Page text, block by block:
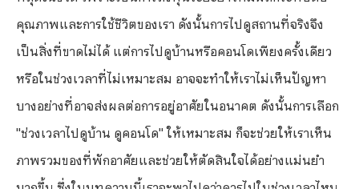
คุณภาพและการใช้ชีวิตของเรา ดังนั้นการไปดูสถานที่จริงจึง
เป็นสิ่งที่ขาดไม่ได้ แต่การไปดูบ้านหรือคอนโดเพียงครั้งเดียว
หรือในช่วงเวลาที่ไม่เหมาะสม อาจจะทำให้เราไม่เห็นปัญหา
บางอย่างที่อาจส่งผลต่อการอยู่อาศัยในอนาคต ดังนั้นการเลือก
"ช่วงเวลาไปดูบ้าน ดูคอนโด" ให้เหมาะสม ก็จะช่วยให้เราเห็น
ภาพรวมของที่พักอาศัยและช่วยให้ตัดสินใจได้อย่างแม่นยำ
มากขึ้น ซึ่งในบทความนี้เราจะพาไปดูว่าควรไปในช่วงเวลาไหน